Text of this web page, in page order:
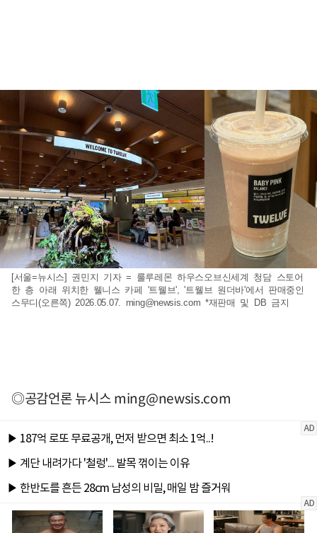
[서울=뉴시스] 권민지 기자 = 룰루레몬 하우스오브신세계 청담 스토어
한 층 아래 위치한 웰니스 카페 '트웰브', '트웰브 원더바'에서 판매중인
스무디(오른쪽) 2026.05.07. ming@newsis.com *재판매 및 DB 금지
◎공감언론 뉴시스ming@newsis.com